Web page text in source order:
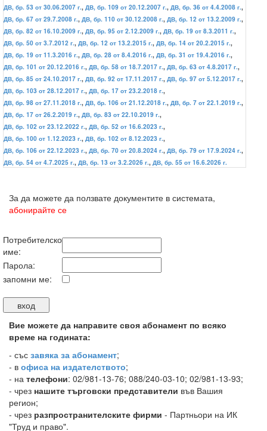
ДВ, бр. 53 от 30.06.2007 г., ДВ, бр. 109 от 20.12.2007 г., ДВ, бр. 36 от 4.4.2008 г.,
ДВ, бр. 67 от 29.7.2008 г., ДВ, бр. 110 от 30.12.2008 г., ДВ, бр. 12 от 13.2.2009 г.,
ДВ, бр. 82 от 16.10.2009 г., ДВ, бр. 95 от 2.12.2009 г., ДВ, бр. 19 от 8.3.2011 г.,
ДВ, бр. 50 от 3.7.2012 г., ДВ, бр. 12 от 13.2.2015 г., ДВ, бр. 14 от 20.2.2015 г.,
ДВ, бр. 19 от 11.3.2016 г., ДВ, бр. 28 от 8.4.2016 г., ДВ, бр. 31 от 19.4.2016 г.,
ДВ, бр. 101 от 20.12.2016 г., ДВ, бр. 58 от 18.7.2017 г., ДВ, бр. 63 от 4.8.2017 г.,
ДВ, бр. 85 от 24.10.2017 г., ДВ, бр. 92 от 17.11.2017 г., ДВ, бр. 97 от 5.12.2017 г.,
ДВ, бр. 103 от 28.12.2017 г., ДВ, бр. 17 от 23.2.2018 г.,
ДВ, бр. 98 от 27.11.2018 г., ДВ, бр. 106 от 21.12.2018 г., ДВ, бр. 7 от 22.1.2019 г.,
ДВ, бр. 17 от 26.2.2019 г., ДВ, бр. 83 от 22.10.2019 г.,
ДВ, бр. 102 от 23.12.2022 г., ДВ, бр. 52 от 16.6.2023 г.,
ДВ, бр. 100 от 1.12.2023 г., ДВ, бр. 102 от 8.12.2023 г.,
ДВ, бр. 106 от 22.12.2023 г., ДВ, бр. 70 от 20.8.2024 г., ДВ, бр. 79 от 17.9.2024 г.,
ДВ, бр. 54 от 4.7.2025 г., ДВ, бр. 13 от 3.2.2026 г., ДВ, бр. 55 от 16.6.2026 г.
За да можете да ползвате документите в системата,
абонирайте се
Потребителско
име:
Парола:
запомни ме:
Вие можете да направите своя абонамент по всяко
време на годината:
- със завяка за абонамент;
- в офиса на издателството;
- на телефони: 02/981-13-76; 088/240-03-10; 02/981-13-93;
- чрез нашите търговски представители във Вашия
регион;
- чрез разпространителските фирми - Партньори на ИК
"Труд и право".